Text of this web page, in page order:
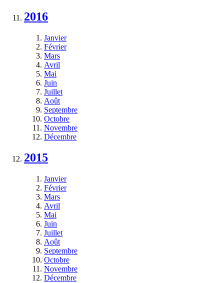
2016
Janvier
Février
Mars
Avril
Mai
Juin
Juillet
Août
Septembre
Octobre
Novembre
Décembre
2015
Janvier
Février
Mars
Avril
Mai
Juin
Juillet
Août
Septembre
Octobre
Novembre
Décembre